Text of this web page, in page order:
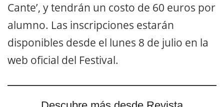
Cante’, y tendrán un costo de 60 euros por
alumno. Las inscripciones estarán
disponibles desde el lunes 8 de julio en la
web oficial del Festival.